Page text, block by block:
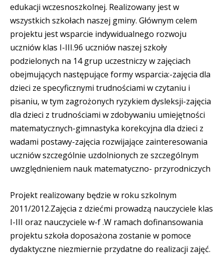
edukacji wczesnoszkolnej. Realizowany jest w
wszystkich szkołach naszej gminy. Głównym celem
projektu jest wsparcie indywidualnego rozwoju
uczniów klas I-III.96 uczniów naszej szkoły
podzielonych na 14 grup uczestniczy w zajęciach
obejmujących następujące formy wsparcia:-zajęcia dla
dzieci ze specyficznymi trudnościami w czytaniu i
pisaniu, w tym zagrożonych ryzykiem dysleksji-zajęcia
dla dzieci z trudnościami w zdobywaniu umiejętności
matematycznych-gimnastyka korekcyjna dla dzieci z
wadami postawy-zajęcia rozwijające zainteresowania
uczniów szczególnie uzdolnionych ze szczególnym
uwzględnieniem nauk matematyczno- przyrodniczych
Projekt realizowany będzie w roku szkolnym
2011/2012.Zajęcia z dziećmi prowadzą nauczyciele klas
I-III oraz nauczyciele w-f .W ramach dofinansowania
projektu szkoła doposażona zostanie w pomoce
dydaktyczne niezmiernie przydatne do realizacji zajęć.